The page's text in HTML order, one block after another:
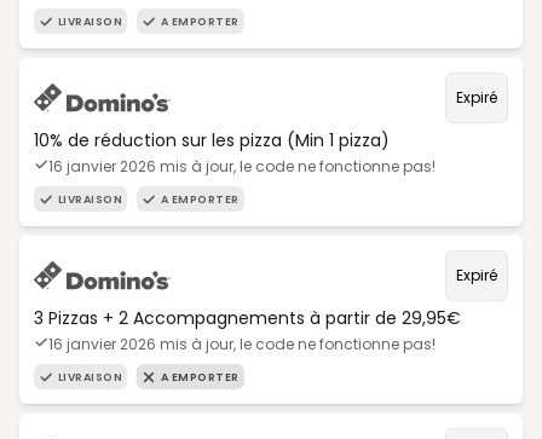
LIVRAISON A EMPORTER
Expiré
10% de réduction sur les pizza (Min 1 pizza)
16 janvier 2026 mis à jour, le code ne fonctionne pas!
LIVRAISON A EMPORTER
Expiré
3 Pizzas + 2 Accompagnements à partir de 29,95€
16 janvier 2026 mis à jour, le code ne fonctionne pas!
LIVRAISON A EMPORTER